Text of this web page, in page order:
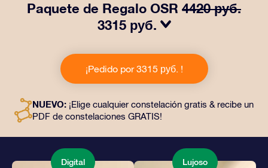
Paquete de Regalo OSR 4420 руб.
3315 руб.
OSR! Este regalo incluye un bonito sobre y documentos
personalizados enviados a la dirección que elijas,
además de documentos digitales y el uso gratuito de
obsequiar un regalo eterno a amigos y seres queridos.
¡Pedido por 3315 руб. !
NUEVO: ¡Elige cualquier constelación gratis & recibe un
PDF de constelaciones GRATIS!
Digital Lujoso